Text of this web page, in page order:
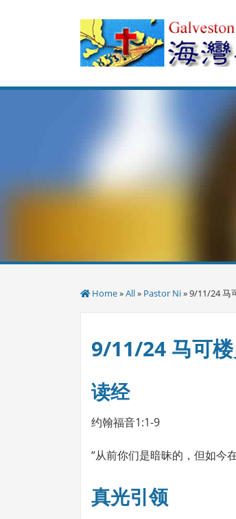
Home»All» Pastor Ni» 9/11/24 马
9/11/24 马可
读经
约翰福音1:1-9
“从前你们是暗昧的，但如今
真光引领